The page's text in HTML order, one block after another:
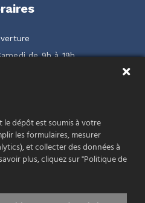
de 9h à 19h
le dépôt est soumis à votre
les formulaires, mesurer
et collecter des données à
plus, cliquez sur "Politique de